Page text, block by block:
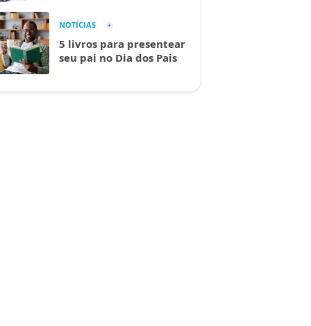
NOTÍCIAS
5 livros para presentear
seu pai no Dia dos Pais